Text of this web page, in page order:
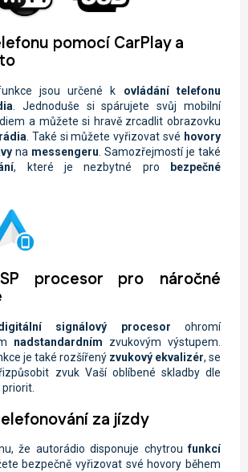
pomocí CarPlay a
jsou určené k ovládání telefonu
. Jednoduše si spárujete svůj mobilní
a můžete si hravě zrcadlit obrazovku
. Také si můžete vyřizovat své hovory
na messengeru . Samozřejmostí je také
, které je nezbytné pro
bezpečné
procesor pro náročné
signálový procesorohromí
nadstandardním zvukovým výstupem.
je také rozšířený zvukový ekvalizér, se
zvuk Vaší oblíbené skladby dle
za jízdy
že autorádio disponuje chytroufunkcí
bezpečně vyřizovat své hovory během